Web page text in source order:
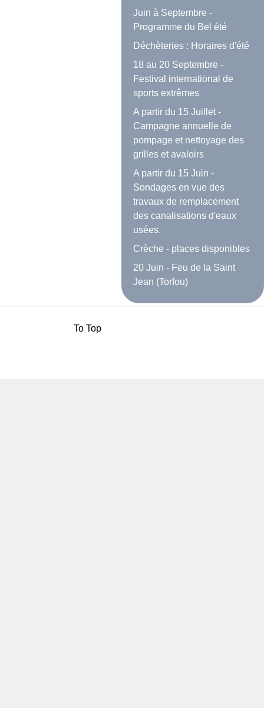
Juin à Septembre -
Programme du Bel été
Déchèteries : Horaires d'été
18 au 20 Septembre -
Festival international de
sports extrêmes
A partir du 15 Juillet -
Campagne annuelle de
pompage et nettoyage des
grilles et avaloirs
A partir du 15 Juin -
Sondages en vue des
travaux de remplacement
des canalisations d'eaux
usées.
Crèche - places disponibles
20 Juin - Feu de la Saint
Jean (Torfou)
To Top